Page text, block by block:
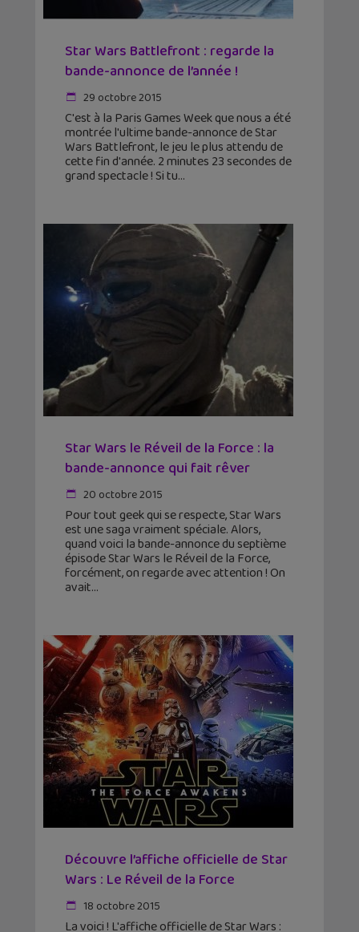
Star Wars Battlefront : regarde la
bande-annonce de l’année !
29 octobre 2015
C'est à la Paris Games Week que nous a été
montrée l'ultime bande-annonce de Star
Wars Battlefront, le jeu le plus attendu de
cette fin d'année. 2 minutes 23 secondes de
grand spectacle ! Si tu
Star Wars le Réveil de la Force : la
bande-annonce qui fait rêver
20 octobre 2015
Pour tout geek qui se respecte, Star Wars
est une saga vraiment spéciale. Alors,
quand voici la bande-annonce du septième
épisode Star Wars le Réveil de la Force,
forcément, on regarde avec attention ! On
avait
Découvre l’affiche officielle de Star
Wars : Le Réveil de la Force
18 octobre 2015
La voici ! L'affiche officielle de Star Wars :